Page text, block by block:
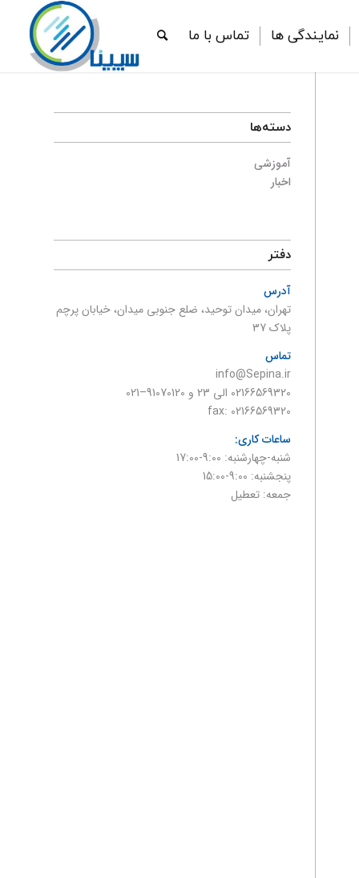
نمایندگی ها تماس با ما
دسته‌ها
آموزشی
اخبار
دفتر
آدرس
تهران، میدان توحید، ضلع جنوبی میدان، خیابان پرچم
پلاک 37
تماس
info@Sepina.ir
02166569320 الی 23 و 91070120–021
fax: 02166569320
ساعات کاری:
شنبه-چهارشنبه: 9:00-17:00
پنجشنبه: 9:00-15:00
جمعه: تعطیل